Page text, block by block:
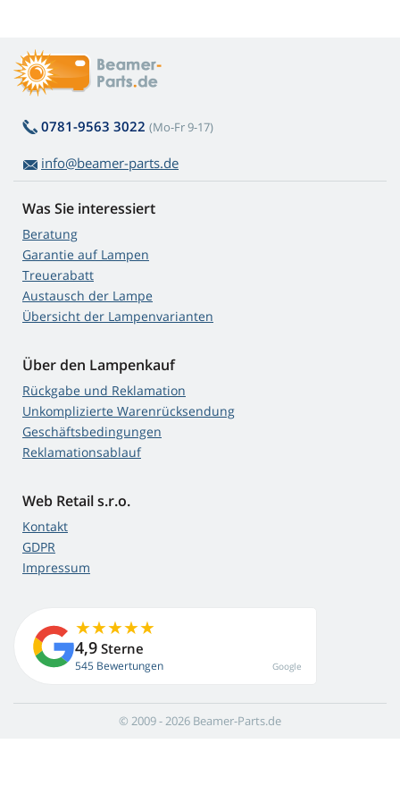
0781-9563 3022 (Mo-Fr 9-17)
info@beamer-parts.de
Was Sie interessiert
Beratung
Garantie auf Lampen
Treuerabatt
Austausch der Lampe
Übersicht der Lampenvarianten
Über den Lampenkauf
Rückgabe und Reklamation
Unkomplizierte Warenrücksendung
Geschäftsbedingungen
Reklamationsablauf
Web Retail s.r.o.
Kontakt
GDPR
Impressum
4,9 Sterne
545 Bewertungen Google
© 2009 - 2026 Beamer-Parts.de